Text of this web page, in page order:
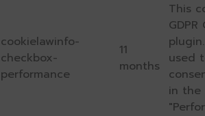
cookielawinfo-
checkbox-
performance
11
months
This
used
in the